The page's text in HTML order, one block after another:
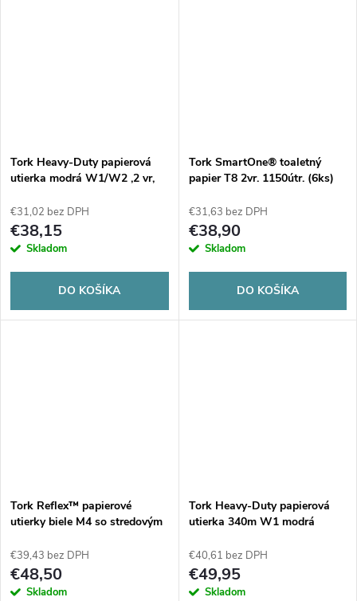
Tork Heavy-Duty papierová
utierka modrá W1/W2 ,2 vr,
€31,02 bez DPH
€38,15
Skladom
DO KOŠÍKA
Tork SmartOne® toaletný
papier T8 2vr. 1150útr. (6ks)
€31,63 bez DPH
€38,90
Skladom
DO KOŠÍKA
Tork Reflex™ papierové
utierky biele M4 so stredovým
€39,43 bez DPH
€48,50
Skladom
Tork Heavy-Duty papierová
utierka 340m W1 modrá
€40,61 bez DPH
€49,95
Skladom